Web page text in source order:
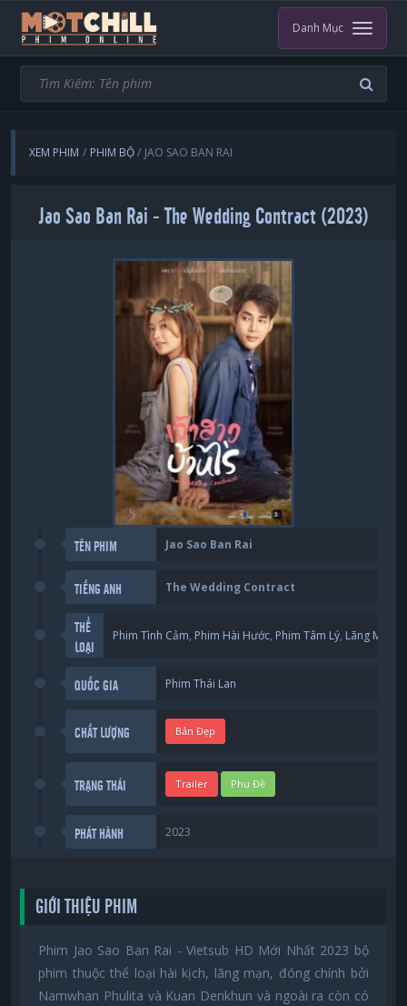
Danh Mục
XEM PHIM PHIM BỘ JAO SAO BAN RAI
Jao Sao Ban Rai - The Wedding Contract (2023)
TÊN PHIM Jao Sao Ban Rai
TIẾNG ANH The Wedding Contract
THỂ
LOẠI
Phim Tình Cảm, Phim Hài Hước, Phim Tâm Lý, Lãng Mạng
QUỐC GIA Phim Thái Lan
CHẤT LƯỢNG Bản Đẹp
TRẠNG THÁI Trailer Phụ Đề
PHÁT HÀNH 2023
GIỚI THIỆU PHIM
Phim Jao Sao Ban Rai - Vietsub HD Mới Nhất 2023 bộ
phim thuộc thể loại hài kịch, lãng mạn, đóng chính bởi
Namwhan Phulita và Kuan Denkhun và ngoài ra còn có